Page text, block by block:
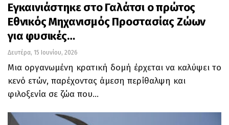
Εγκαινιάστηκε στο Γαλάτσι ο πρώτος
Εθνικός Μηχανισμός Προστασίας Ζώων
για φυσικές…
Δευτέρα, 15 Ιουνίου, 2026
Μια οργανωμένη κρατική δομή έρχεται να καλύψει το
κενό ετών, παρέχοντας άμεση περίθαλψη και
φιλοξενία σε ζώα που…